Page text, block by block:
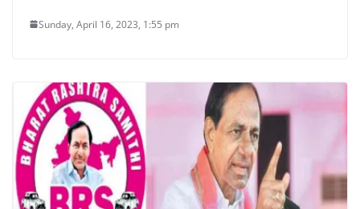
Sunday, April 16, 2023, 1:55 pm